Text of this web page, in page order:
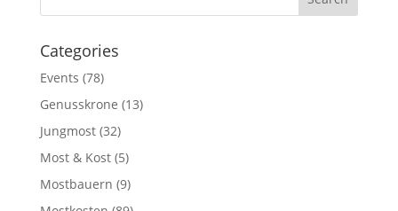
Categories
Events (78)
Genusskrone (13)
Jungmost(32)
Most & Kost(5)
Mostbauern (9)